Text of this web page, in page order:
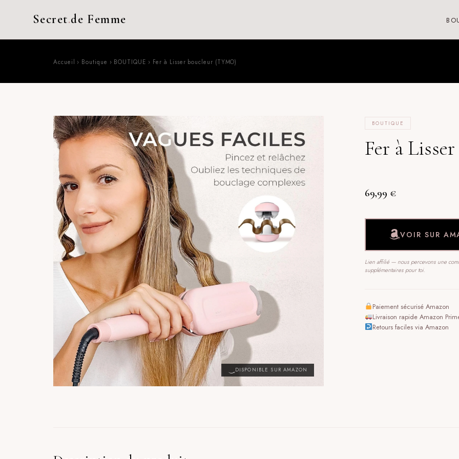
Secret.de Femme
Accueil › Boutique › BOUTIQUE › Fer à Lisser boucleur (TYMO)
DISPONIBLE SUR AMAZON
BOUTIQUE
Fer à
69,99 €
VOIR SUR
Lien affilié — nous percevons une
supplémentaires pour toi.
Paiement sécurisé Amazon
Livraison rapide Amazon
Retours faciles via Amazon